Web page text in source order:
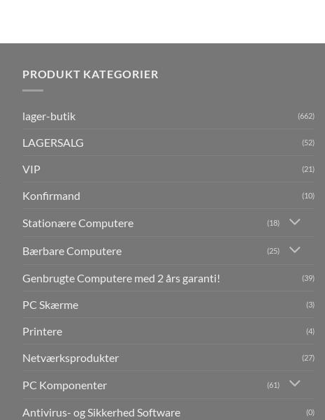
PRODUKT KATEGORIER
lager-butik (662)
LAGERSALG (52)
VIP (21)
Konfirmand (10)
Stationære Computere (18)
Bærbare Computere (25)
Genbrugte Computere med 2 års garanti! (39)
PC Skærme (3)
Printere (4)
Netværksprodukter (27)
PC Komponenter (61)
Antivirus- og Sikkerhed Software (0)